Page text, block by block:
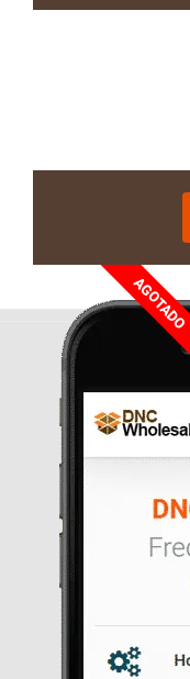
AGOTADO